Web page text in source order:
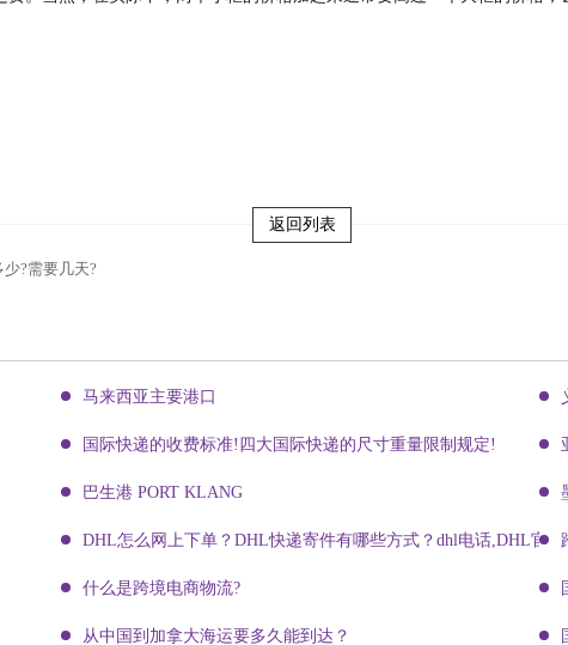
返回列表
?需要几天?
马来西亚主要港口
国际快递的收费标准!四大国际快递的尺寸重量限制规定!
巴生港 PORT KLANG
DHL怎么网上下单？DHL快递寄件有哪些方式？dhl电话,DHL官网
什么是跨境电商物流?
从中国到加拿大海运要多久能到达？